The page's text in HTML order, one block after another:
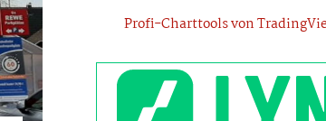
Profi-Charttools von